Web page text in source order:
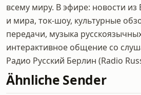
всему миру. В эфире: новости
и мира, ток-шоу, культурные
передачи, музыка
интерактивное общение со
Радио Русский Берлин (Radio
Ähnliche Sender